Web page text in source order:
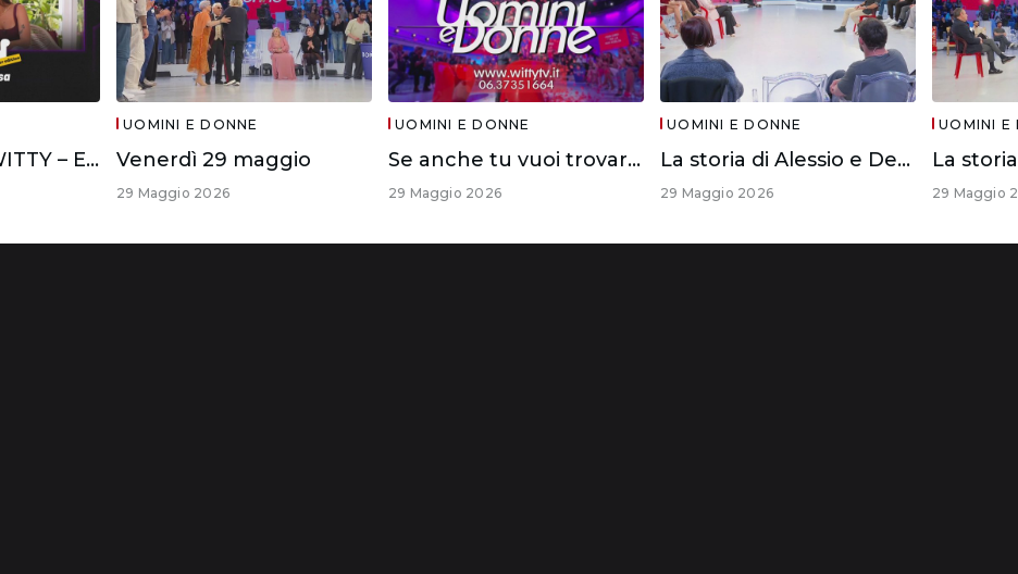
IL DIVANO DI WITTY – ELISA E CIRO
UOMINI E DONNE
Venerdì 29 maggio
29 Maggio 2026
UOMINI E DONNE
Se anche tu vuoi trovare l’anima gemella
29 Maggio 2026
UOMINI E DONNE
La storia di Alessio e Debora
29 Maggio 2026
UOMINI E
29 Maggio